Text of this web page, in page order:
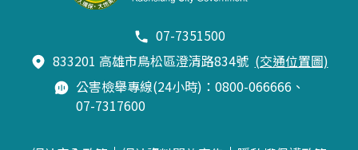
07-7351500
833201 高雄市鳥松區澄清路834號 (交通位置圖)
公害檢舉專線(24小時)：0800-066666、
07-7317600